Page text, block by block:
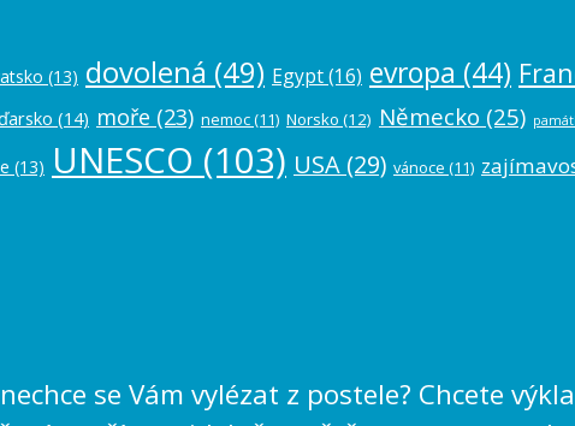
(13) dovolená (49) Egypt(16) evropa (44)
(14) moře (23) nemoc(11) Norsko (12) Německo (25)
(13) UNESCO (103) USA (29) vánoce (11)
se Vám vylézat z postele? Chcete